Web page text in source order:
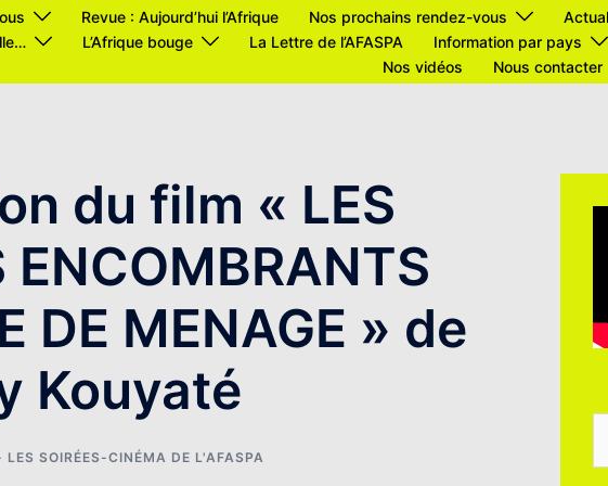
Revue : Aujourd’hui l’Afrique Nos prochains rendez-vous
L’Afrique bouge La Lettre de l’AFASPA Information par pays
Nos vidéos
Nous contacter
du film « LES
ENCOMBRANTS
DE MENAGE » de
Kouyaté
LES SOIRÉES-CINÉMA DE L'AFASPA